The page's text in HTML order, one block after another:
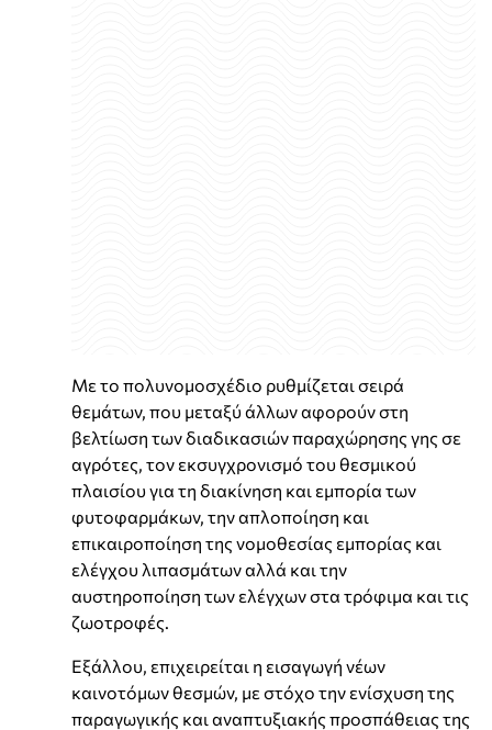
Με το πολυνομοσχέδιο ρυθμίζεται σειρά
θεμάτων, που μεταξύ άλλων αφορούν στη
βελτίωση των διαδικασιών παραχώρησης γης σε
αγρότες, τον εκσυγχρονισμό του θεσμικού
πλαισίου για τη διακίνηση και εμπορία των
φυτοφαρμάκων, την απλοποίηση και
επικαιροποίηση της νομοθεσίας εμπορίας και
ελέγχου λιπασμάτων αλλά και την
αυστηροποίηση των ελέγχων στα τρόφιμα και τις
ζωοτροφές.
Εξάλλου, επιχειρείται η εισαγωγή νέων
καινοτόμων θεσμών, με στόχο την ενίσχυση της
παραγωγικής και αναπτυξιακής προσπάθειας της